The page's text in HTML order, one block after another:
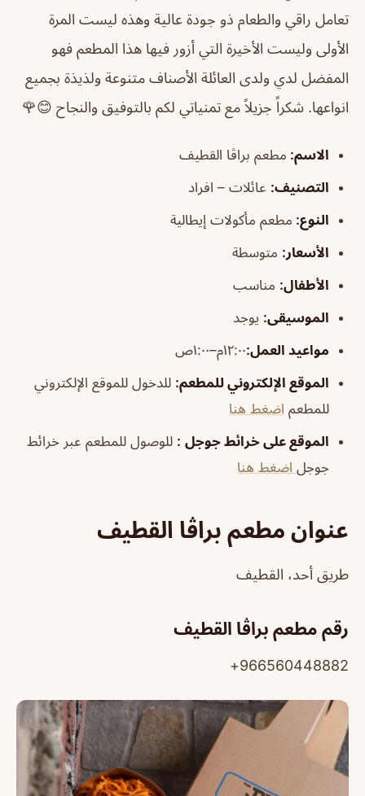
تعامل راقي والطعام ذو جودة عالية وهذه ليست المرة
الأولى وليست الأخيرة التي أزور فيها هذا المطعم فهو
المفضل لدي ولدى العائلة الأصناف متنوعة ولذيذة بجميع
انواعها. شكراً جزيلاً مع تمنياتي لكم بالتوفيق والنجاح 😊🌹
الاسم: مطعم براڤا القطيف
التصنيف: عائلات – افراد
النوع: مطعم مأكولات إيطالية
الأسعار: متوسطة
الأطفال: مناسب
الموسيقى: يوجد
مواعيد العمل:١٢:٠٠م–١:٠٠ص
الموقع الإلكتروني للمطعم: للدخول للموقع الإلكتروني
للمطعم اضغط هنا
الموقع على خرائط جوجل : للوصول للمطعم عبر خرائط
جوجل اضغط هنا
عنوان مطعم براڤا القطيف
طريق أحد، القطيف
رقم مطعم براڤا القطيف
966560448882+